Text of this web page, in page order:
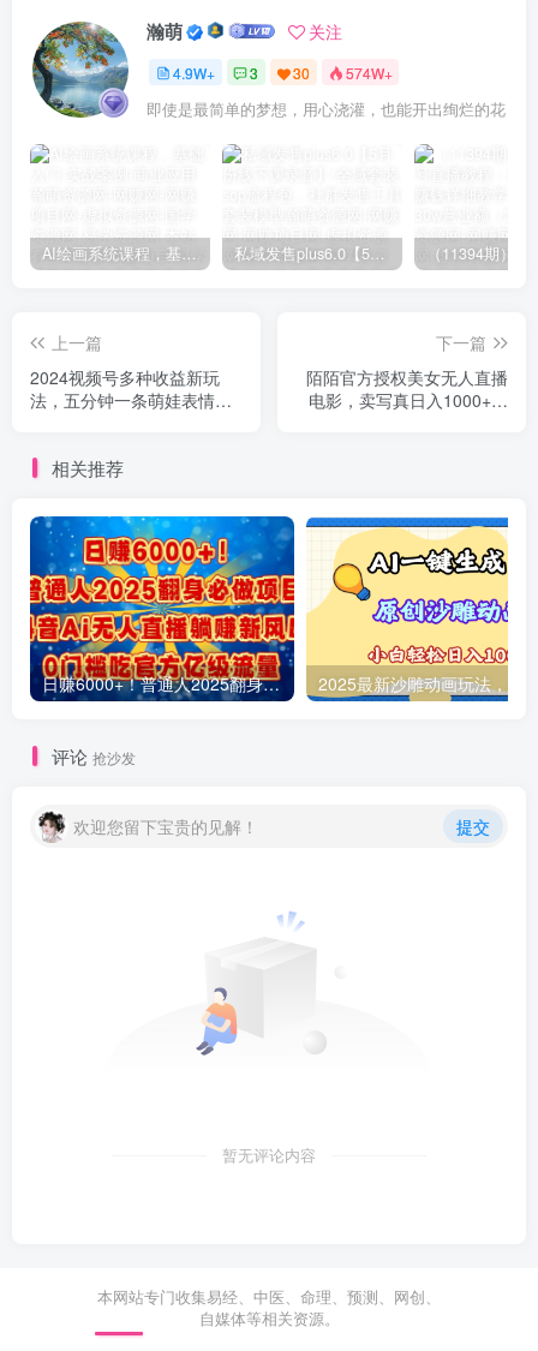
瀚萌 关注
4.9W+ 3 30 574W+
即使是最简单的梦想，用心浇灌，也能开出绚烂的花
AI绘画系统课程，基础入门-实战案例-商业应用 私域发售plus6.0【5月份线下课录音】/全域套装sop流程包，社群发售工具套装模型
上一篇
2024视频号多种收益新玩
法，五分钟一条萌娃表情包
下一篇
陌陌官方授权美女无人直播
电影，卖写真日入1000+小
相关推荐
日赚6000+！普通人2025翻身必做项目，抖音Ai无人直播躺赚新风口，0门槛吃官方亿级流量
评论 抢沙发
欢迎您留下宝贵的见解！ 提交
暂无评论内容
本网站专门收集易经、中医、命理、预测、网创、
自媒体等相关资源。